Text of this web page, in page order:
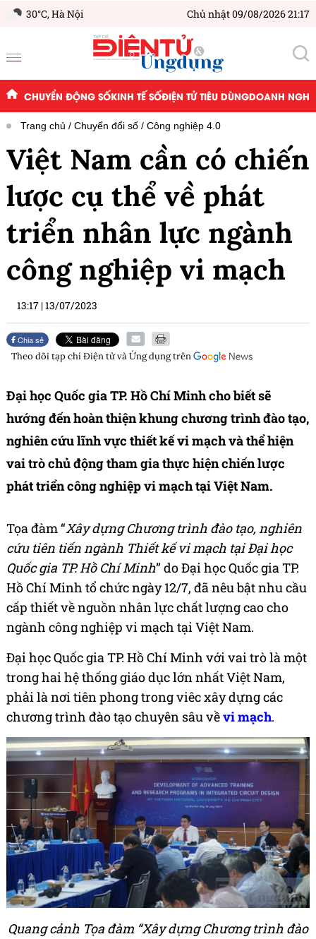
30°C,Hà Nội Chủ nhật 09/08/2026 21:17
CHUYỂN ĐỘNG SỐKINH TẾ SỐĐIỆN TỬ TIÊU DÙNGDOANH
Trang chủ Chuyển đổi số Công nghiệp 4.0
Việt Nam cần có chiến
lược cụ thể về phát
triển nhân lực ngành
công nghiệp vi mạch
13:17 |13/07/2023
Chia sẻ
Theo dõi tạp chíĐiện tử và Ứng dụngtrên
Đại học Quốc gia TP. Hồ Chí Minh cho biết sẽ
hướng đến hoàn thiện khung chương trình đào tạo,
nghiên cứu lĩnh vực thiết kế vi mạch và thể hiện
vai trò chủ động tham gia thực hiệnchiến lược
phát triển công nghiệp vi mạch tại Việt Nam.
Tọa đàm “Xây dựng Chương trình đào tạo, nghiên
cứu tiên tiến ngành Thiết kế vi mạch tại Đại học
Quốc gia TP. Hồ Chí Minh” do Đại học Quốc gia TP.
Hồ Chí Minh tổ chức ngày 12/7, đã nêu bật nhu cầu
cấp thiết về nguồn nhân lực chất lượng cao cho
ngành công nghiệp vi mạch tại Việt Nam.
Đại học Quốc gia TP. Hồ Chí Minh với vai trò là một
trong hai hệ thống giáo dục lớn nhất Việt Nam,
phải là nơi tiên phong trong viêc xây dựng các
chương trình đào tạo chuyên sâu vềvi mạch.
Quang cảnh Tọa đàm “Xây dựng Chương trình đào